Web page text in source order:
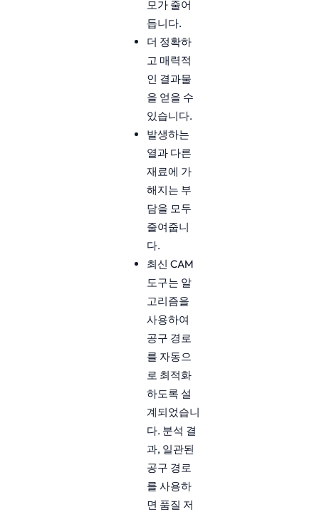
모가 줄어
듭니다.
더 정확하
고 매력적
인 결과물
을 얻을 수
있습니다.
발생하는
열과 다른
재료에 가
해지는 부
담을 모두
줄여줍니
다.
최신 CAM
도구는 알
고리즘을
사용하여
공구 경로
를 자동으
로 최적화
하도록 설
계되었습니
다. 분석 결
과, 일관된
공구 경로
를 사용하
면 품질 저